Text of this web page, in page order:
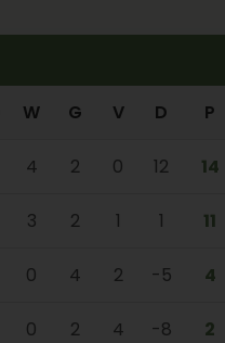
W G V D P
4 2 0 12 14
3 2 1 1 11
0 4 2 -5 4
0 2 4 -8 2